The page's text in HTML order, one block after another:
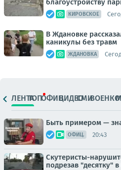
благоустройству
КИРОВСКОЕ
В Ждановке
каникулы без травм
ЖДАНОВКА
ЛЕНТАТОПОФИЦ.ВИДЕОСМИ
Быть примером —
ОФИЦ. 20:43
Скутеристы-
подрезав "десятку"